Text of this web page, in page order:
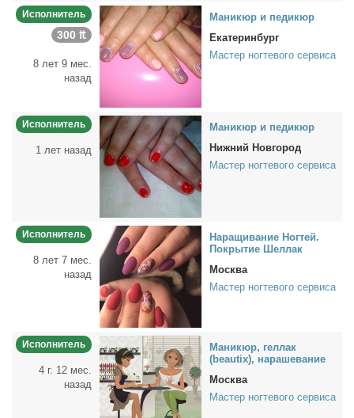
Исполнитель
300 ₶
8 лет 9 мес.
назад
Ма­ни­кюр и пе­ди­кюр
Екатеринбург
Мастер ногтевого сервиса
Исполнитель
1 лет назад
Ма­ни­кюр и пе­ди­кюр
Нижний Новгород
Мастер ногтевого сервиса
Исполнитель
8 лет 7 мес.
назад
На­ра­щи­ва­ние Ног­тей.
По­кры­тие Шел­лак
Москва
Мастер ногтевого сервиса
Исполнитель
4 г. 12 мес.
назад
Ма­ни­кюр, гел­лак
(beautix), на­ра­ше­ва­ние
Москва
Мастер ногтевого сервиса